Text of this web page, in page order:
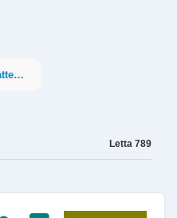
Intrattenimento
Letta 789